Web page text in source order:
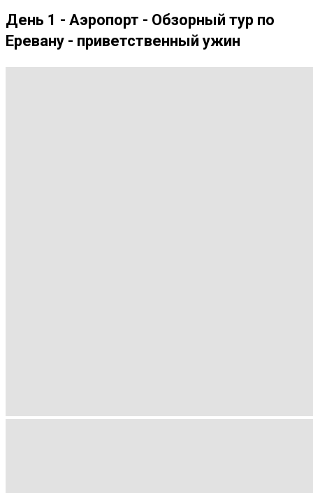
День 1 - Аэропорт - Обзорный тур по
Еревану - приветственный ужин